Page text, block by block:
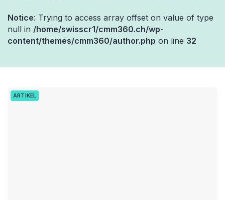
Notice: Trying to access array offset on value of type
null in /home/swisscr1/cmm360.ch/wp-
content/themes/cmm360/author.php on line 32
ARTIKEL